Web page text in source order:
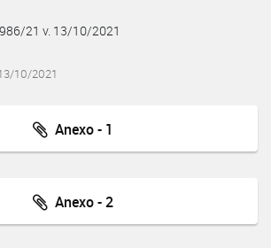
21 v. 13/10/2021
10/2021
Anexo - 1
Anexo - 2